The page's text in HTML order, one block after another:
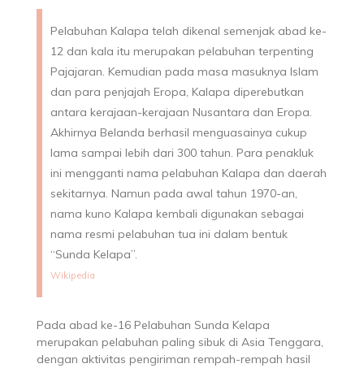
Pelabuhan Kalapa telah dikenal semenjak abad ke-
12 dan kala itu merupakan pelabuhan terpenting
Pajajaran. Kemudian pada masa masuknya Islam
dan para penjajah Eropa, Kalapa diperebutkan
antara kerajaan-kerajaan Nusantara dan Eropa.
Akhirnya Belanda berhasil menguasainya cukup
lama sampai lebih dari 300 tahun. Para penakluk
ini mengganti nama pelabuhan Kalapa dan daerah
sekitarnya. Namun pada awal tahun 1970-an,
nama kuno Kalapa kembali digunakan sebagai
nama resmi pelabuhan tua ini dalam bentuk
“Sunda Kelapa”.
Wikipedia
Pada abad ke-16 Pelabuhan Sunda Kelapa
merupakan pelabuhan paling sibuk di Asia Tenggara,
dengan aktivitas pengiriman rempah-rempah hasil